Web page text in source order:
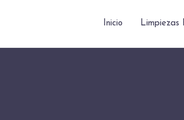
Inicio Limpiezas